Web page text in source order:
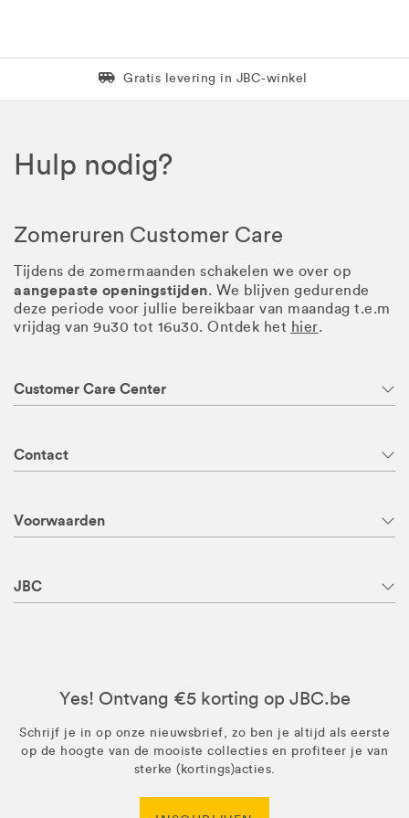
Levering in 1 pakket
Gratis levering in JBC-winkel
Hulp nodig?
Zomeruren Customer Care
Tijdens de zomermaanden schakelen we over op
aangepaste openingstijden. We blijven gedurende
deze periode voor jullie bereikbaar van maandag t.e.m
vrijdag van 9u30 tot 16u30. Ontdek het hier.
Customer Care Center
Contact
Voorwaarden
JBC
Yes! Ontvang €5 korting op JBC.be
Schrijf je in op onze nieuwsbrief, zo ben je altijd als eerste
op de hoogte van de mooiste collecties en profiteer je van
sterke (kortings)acties.